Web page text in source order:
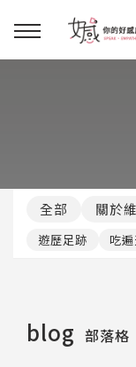
線上課程
嚴選商品
它站開課
合作邀約
品牌顧問
公眾表達影響
創意活動企劃
服務體驗設計課
維琪簡介
學員推薦
媒體報導
維體驗Unique
維觀點Vision
全部 關於
遊歷足跡 吃
blog 部落格